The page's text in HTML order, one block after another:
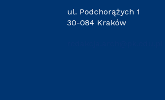
ul. Podchorążych 1
30-084 Kraków